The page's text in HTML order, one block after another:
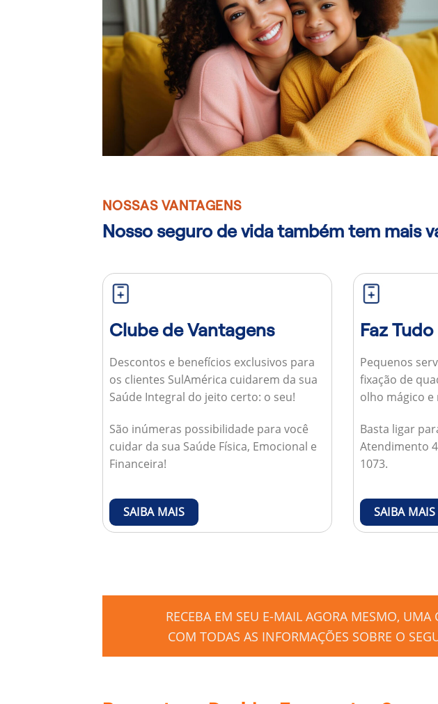
NOSSAS VANTAGENS
Nosso seguro de vida também tem mais
Clube de Vantagens
Descontos e benefícios exclusivos para
os clientes SulAmérica cuidarem da sua
Saúde Integral do jeito certo: o seu!
São inúmeras possibilidade para você
cuidar da sua Saúde Física, Emocional e
Financeira!
SAIBA MAIS
Faz Tudo
Pequenos
fixação de
olho mágico
Basta ligar
Atendimento
1073.
SAIBA MAIS
RECEBA EM SEU E-MAIL AGORA MESMO, UMA
COM TODAS AS INFORMAÇÕES SOBRE O